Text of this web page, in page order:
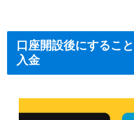
口座開設後にするこ
入金